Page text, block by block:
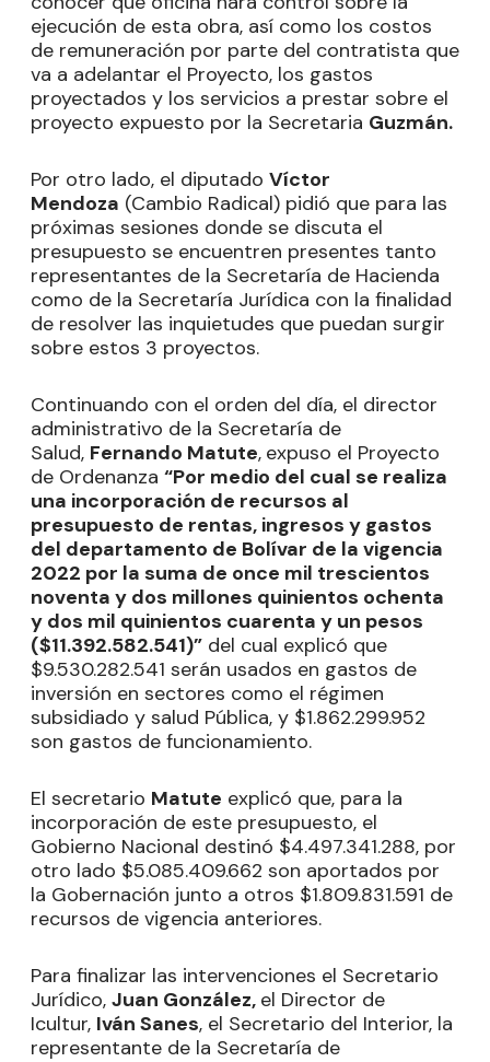
ejecución de esta obra, así como los costos
de remuneración por parte del contratista que
va a adelantar el Proyecto, los gastos
proyectados y los servicios a prestar sobre el
proyecto expuesto por la Secretaria Guzmán.
Por otro lado, el diputado Víctor
Mendoza (Cambio Radical) pidió que para las
próximas sesiones donde se discuta el
presupuesto se encuentren presentes tanto
representantes de la Secretaría de Hacienda
como de la Secretaría Jurídica con la finalidad
de resolver las inquietudes que puedan surgir
sobre estos 3 proyectos.
Continuando con el orden del día, el director
administrativo de la Secretaría de
Salud, Fernando Matute, expuso el Proyecto
de Ordenanza “Por medio del cual se realiza
una incorporación de recursos al
presupuesto de rentas, ingresos y gastos
del departamento de Bolívar de la vigencia
2022 por la suma de once mil trescientos
noventa y dos millones quinientos ochenta
y dos mil quinientos cuarenta y un pesos
($11.392.582.541)” del cual explicó que
$9.530.282.541 serán usados en gastos de
inversión en sectores como el régimen
subsidiado y salud Pública, y $1.862.299.952
son gastos de funcionamiento.
El secretario Matute explicó que, para la
incorporación de este presupuesto, el
Gobierno Nacional destinó $4.497.341.288, por
otro lado $5.085.409.662 son aportados por
la Gobernación junto a otros $1.809.831.591 de
recursos de vigencia anteriores.
Para finalizar las intervenciones el Secretario
Jurídico, Juan González, el Director de
Icultur, Iván Sanes, el Secretario del Interior, la
representante de la Secretaría de